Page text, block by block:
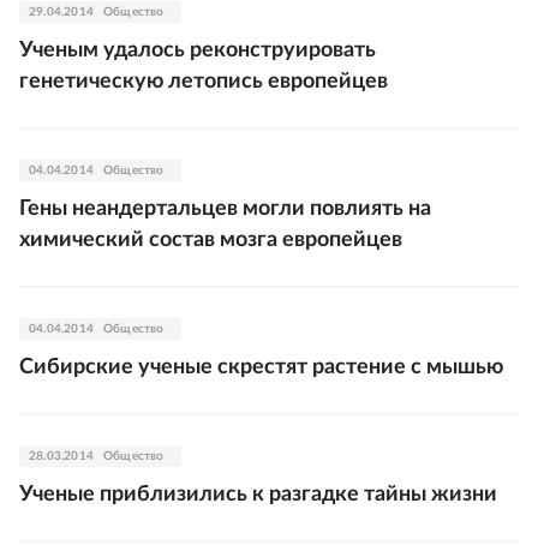
29.04.2014 Общество
Ученым удалось реконструировать
генетическую летопись европейцев
04.04.2014 Общество
Гены неандертальцев могли повлиять на
химический состав мозга европейцев
04.04.2014 Общество
Сибирские ученые скрестят растение с мышью
28.03.2014 Общество
Ученые приблизились к разгадке тайны жизни